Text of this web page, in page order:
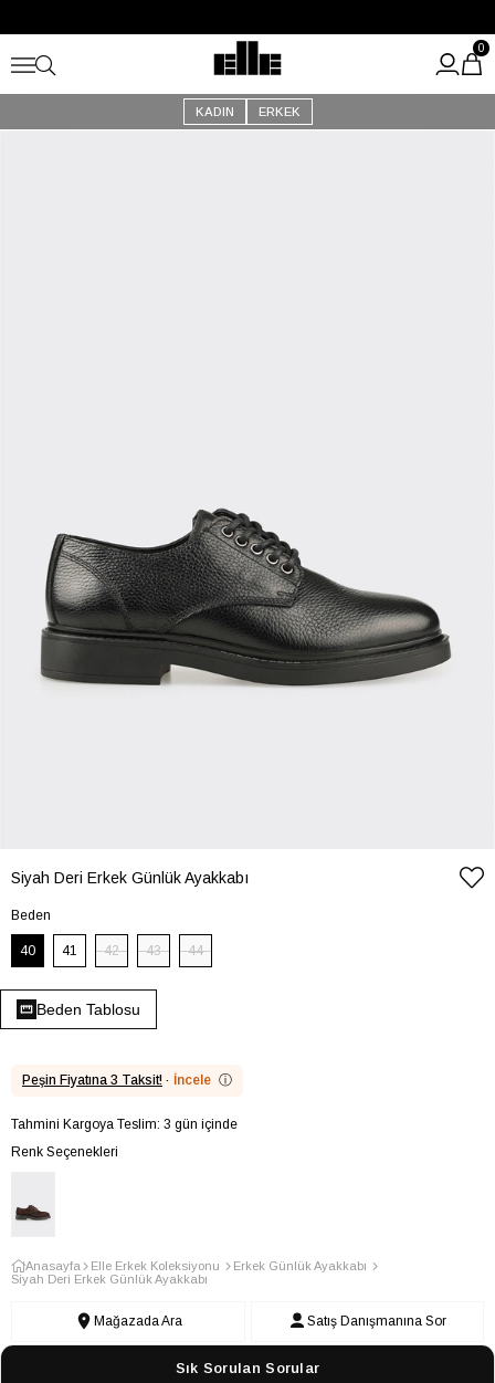
Kargo Ücretsiz!
KADIN ERKEK
0
Siyah Deri Erkek Günlük Ayakkabı
Beden
40 41 42 43 44
Beden Tablosu
Peşin Fiyatına 3 Taksit! · İncele ⓘ
Tahmini Kargoya Teslim: 3 gün içinde
Renk Seçenekleri
Anasayfa Elle Erkek Koleksiyonu
Erkek Günlük Ayakkabı
Siyah Deri Erkek Günlük Ayakkabı
Mağazada Ara Satış Danışmanına Sor
Sık Sorulan Sorular